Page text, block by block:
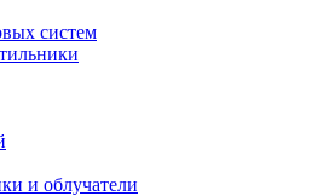
систем
и облучатели